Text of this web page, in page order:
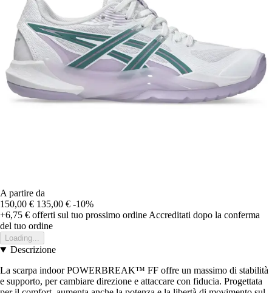
A partire da
150,00 € 135,00 € -10%
+6,75 € offerti sul tuo prossimo ordine Accreditati dopo la conferma
del tuo ordine
Loading...
Descrizione
La scarpa indoor POWERBREAK™ FF offre un massimo di stabilità
e supporto, per cambiare direzione e attaccare con fiducia. Progettata